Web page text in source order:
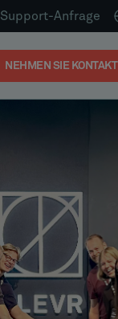
Support-Anfrage
NEHMEN SIE